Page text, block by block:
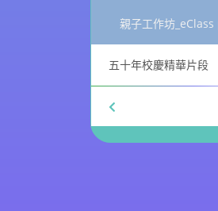
五十年校慶精華片段